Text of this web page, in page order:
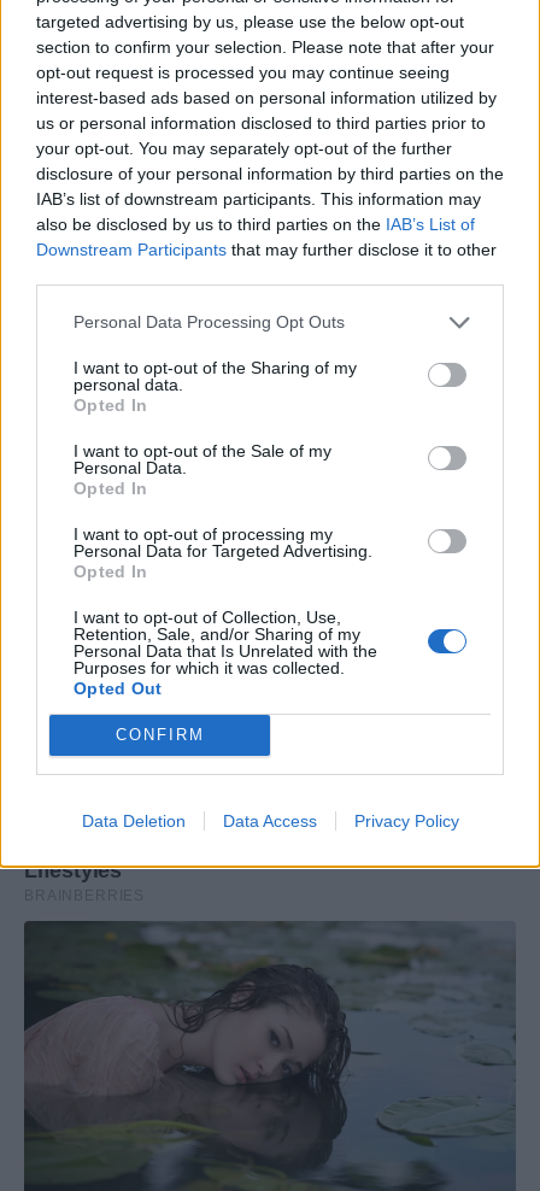
targeted advertising by us, please use the below opt-out
section to confirm your selection. Please note that after your
opt-out request is processed you may continue seeing
interest-based ads based on personal information utilized by
us or personal information disclosed to third parties prior to
your opt-out. You may separately opt-out of the further
disclosure of your personal information by third parties on the
IAB’s list of downstream participants. This information may
also be disclosed by us to third parties on the IAB’s List of
Downstream Participants that may further disclose it to other
Personal Data Processing Opt Outs
I want to opt-out of the Sharing of my
personal data.
Opted In
I want to opt-out of the Sale of my
Personal Data.
Opted In
I want to opt-out of processing my
Personal Data for Targeted Advertising.
Opted In
I want to opt-out of Collection, Use,
Retention, Sale, and/or Sharing of my
Personal Data that Is Unrelated with the
Purposes for which it was collected.
Opted Out
CONFIRM
Data Deletion Data Access Privacy Policy